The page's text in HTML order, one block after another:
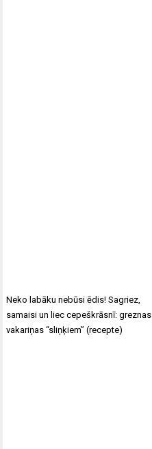
Neko labāku nebūsi ēdis! Sagriez,
samaisi un liec cepeškrāsnī: greznas
vakariņas “sliņķiem” (recepte)